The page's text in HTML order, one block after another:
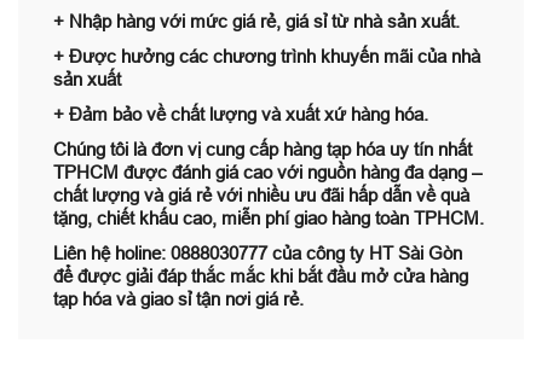
+ Nhập hàng với mức giá rẻ, giá sỉ từ nhà sản xuất.
+ Được hưởng các chương trình khuyến mãi của nhà
sản xuất
+ Đảm bảo về chất lượng và xuất xứ hàng hóa.
Chúng tôi là đơn vị cung cấp hàng tạp hóa uy tín nhất
TPHCM được đánh giá cao với nguồn hàng đa dạng –
chất lượng và giá rẻ với nhiều ưu đãi hấp dẫn về quà
tặng, chiết khấu cao, miễn phí giao hàng toàn TPHCM.
Liên hệ holine: 0888030777 của công ty HT Sài Gòn
để được giải đáp thắc mắc khi bắt đầu mở cửa hàng
tạp hóa và giao sỉ tận nơi giá rẻ.